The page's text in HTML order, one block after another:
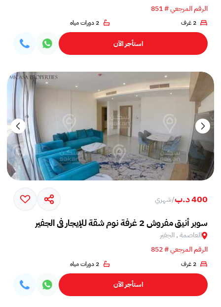
الرقم المرجعي # 851
2 غرف 2 دورات مياه
استأجر الآن
400 د.ب /شهري
سوبر أنيق مفروش 2 غرفة نوم شقة للإيجار في الجفير
العاصمة , الجفير
الرقم المرجعي # 852
2 غرف 2 دورات مياه
استأجر الآن